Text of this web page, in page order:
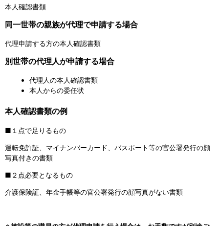
本人確認書類
同一世帯の親族が代理で申請する場合
代理申請する方の本人確認書類
別世帯の代理人が申請する場合
代理人の本人確認書類
本人からの委任状
本人確認書類の例
■１点で足りるもの
運転免許証、マイナンバーカード、パスポート等の官公署発行の顔
写真付きの書類
■２点必要となるもの
介護保険証、年金手帳等の官公署発行の顔写真がない書類